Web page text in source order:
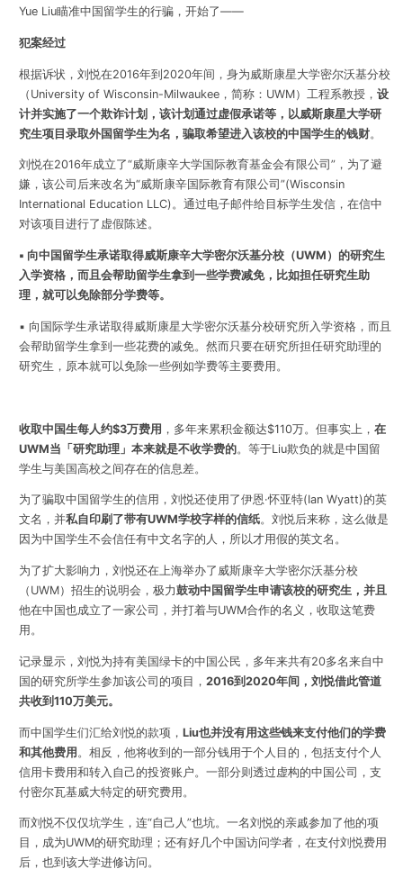
Yue Liu瞄准中国留学生的行骗，开始了——
犯案经过
根据诉状，刘悦在2016年到2020年间，身为威斯康星大学密尔沃基分校
（University of Wisconsin-Milwaukee，简称：UWM）工程系教授， 设
计并实施了一个欺诈计划，该计划通过虚假承诺等，以威斯康星大学研
究生项目录取外国留学生为名，骗取希望进入该校的中国学生的钱财。
刘悦在2016年成立了“威斯康辛大学国际教育基金会有限公司”，为了避
嫌，该公司后来改名为“威斯康辛国际教育有限公司”(Wisconsin
International Education LLC)。通过电子邮件给目标学生发信，在信中
对该项目进行了虚假陈述。
▪ 向中国留学生承诺取得威斯康辛大学密尔沃基分校（UWM）的研究生
入学资格，而且会帮助留学生拿到一些学费减免，比如担任研究生助
理，就可以免除部分学费等。
▪ 向国际学生承诺取得威斯康星大学密尔沃基分校研究所入学资格，而且
会帮助留学生拿到一些花费的减免。然而只要在研究所担任研究助理的
研究生，原本就可以免除一些例如学费等主要费用。
收取中国生每人约$3万费用 ，多年来累积金额达$110万。 但事实上， 在
UWM当「研究助理」本来就是不收学费的。等于Liu欺负的就是中国留
学生与美国高校之间存在的信息差。
为了骗取中国留学生的信用，刘悦还使用了伊恩·怀亚特(Ian Wyatt)的英
文名，并私自印刷了带有UWM学校字样的信纸。刘悦后来称，这么做是
因为中国学生不会信任有中文名字的人，所以才用假的英文名。
为了扩大影响力，刘悦还在上海举办了威斯康辛大学密尔沃基分校
（UWM）招生的说明会，极力鼓动中国留学生申请该校的研究生，并且
他在中国也成立了一家公司，并打着与UWM合作的名义，收取这笔费
用。
记录显示，刘悦为持有美国绿卡的中国公民，多年来共有20多名来自中
国的研究所学生参加该公司的项目， 2016到2020年间，刘悦借此管道
共收到110万美元。
而中国学生们汇给刘悦的款项， Liu也并没有用这些钱来支付他们的学费
和其他费用 。相反，他将收到的一部分钱用于个人目的，包括支付个人
信用卡费用和转入自己的投资账户。一部分则透过虚构的中国公司，支
付密尔瓦基威大特定的研究费用。
而刘悦不仅仅坑学生，连“自己人”也坑。一名刘悦的亲戚参加了他的项
目，成为UWM的研究助理；还有好几个中国访问学者，在支付刘悦费用
后，也到该大学进修访问。